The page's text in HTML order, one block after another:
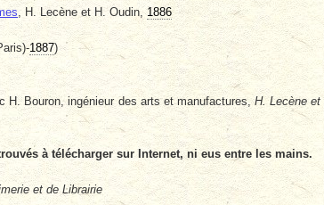
, H. Lecène et H. Oudin,1886
1887)
H. Bouron, ingénieur des arts et manufactures,H. Lecène et
à télécharger sur Internet, ni eus entre les mains.
et de Librairie